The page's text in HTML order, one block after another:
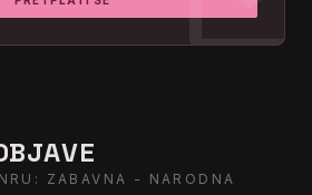
ZABAVNA - NARODNA